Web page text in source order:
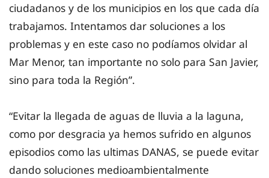
ciudadanos y de los municipios en los que cada día
trabajamos. Intentamos dar soluciones a los
problemas y en este caso no podíamos olvidar al
Mar Menor, tan importante no solo para San Javier,
sino para toda la Región”.
“Evitar la llegada de aguas de lluvia a la laguna,
como por desgracia ya hemos sufrido en algunos
episodios como las ultimas DANAS, se puede evitar
dando soluciones medioambientalmente